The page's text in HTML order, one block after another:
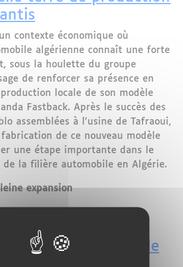
contexte économique où
algérienne connaît une forte
sous la houlette du groupe
de renforcer sa présence en
locale de son modèle
Fastback. Après le succès des
assemblées à l'usine de Tafraoui,
de ce nouveau modèle
une étape importante dans le
de la filière automobile en Algérie.
expansion
sur Fiat Panda Fastback : L'Algérie,
Un Émergent au
Automobile